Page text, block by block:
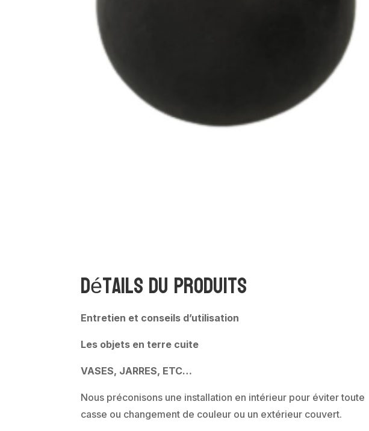
Détails du produits
Entretien et conseils d’utilisation
Les objets en terre cuite
VASES, JARRES, ETC…
Nous préconisons une installation en intérieur pour éviter toute
casse ou changement de couleur ou un extérieur couvert.